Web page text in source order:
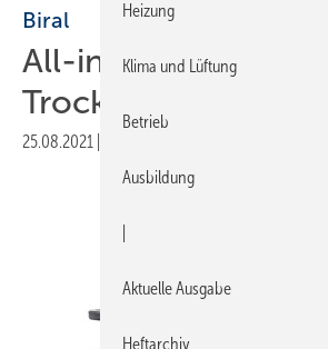
Biral
All-in-one-Inline-
Trockenläuferpumpe
25.08.2021
Heizung
Klima und Lüftung
Betrieb
Ausbildung
Aktuelle Ausgabe
Heftarchiv